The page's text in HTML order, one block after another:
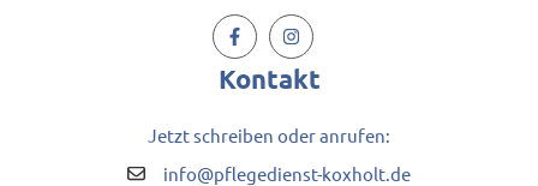
Kontakt
Jetzt schreiben oder anrufen:
info@pflegedienst-koxholt.de